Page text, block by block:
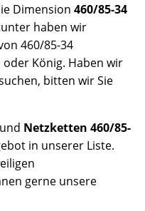
Dimension 460/85-34
haben wir
460/85-34
oder König. Haben wir
bitten wir Sie
und Netzketten 460/85-
in unserer Liste.
gerne unsere